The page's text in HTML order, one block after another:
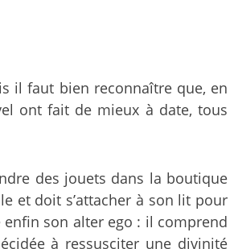
il faut bien reconnaître que, en
ont fait de mieux à date, tous
des jouets dans la boutique
et doit s’attacher à son lit pour
son alter ego : il comprend
à ressusciter une divinité